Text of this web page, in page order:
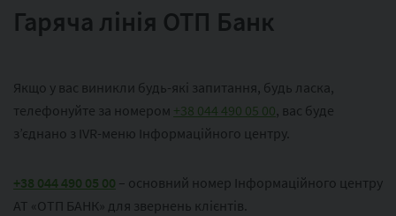
Гаряча лінія ОТП Банк
Якщо у вас виникли будь-які запитання, будь ласка,
телефонуйте за номером +38 044 490 05 00, вас буде
з’єднано з IVR-меню Інформаційного центру.
+38 044 490 05 00 – основний номер Інформаційного центру
АТ «ОТП БАНК» для звернень клієнтів.